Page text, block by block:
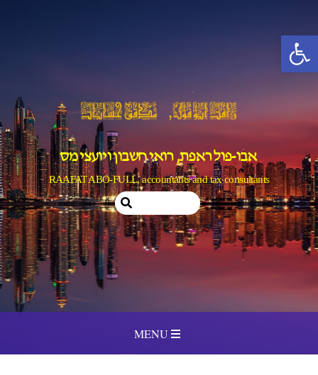
פתח סרגל נגישות
content
MENU
אבו-פול ראפת, רואי חשבון ויועצי מס
RAAFAT ABO-FULL, accountants and tax consultants